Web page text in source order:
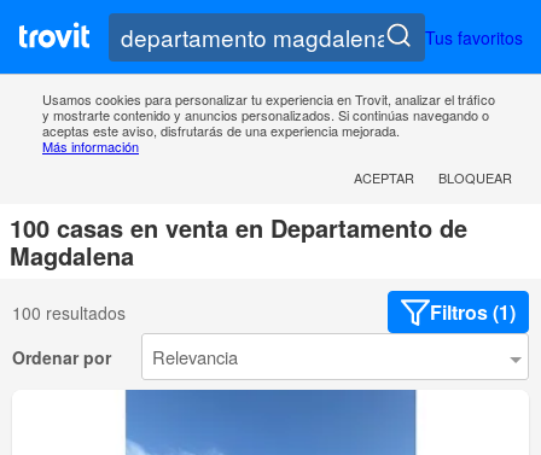
Tus favoritos
Usamos cookies para personalizar tu experiencia en Trovit, analizar el tráfico
y mostrarte contenido y anuncios personalizados. Si continúas navegando o
aceptas este aviso, disfrutarás de una experiencia mejorada.
Más información
ACEPTAR
BLOQUEAR
100 casas en venta en Departamento de
Magdalena
100 resultados Filtros (1)
Ordenar por